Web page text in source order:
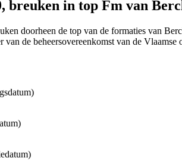
breuken in top Fm van
doorheen de top van de formaties van
van de beheersovereenkomst van de